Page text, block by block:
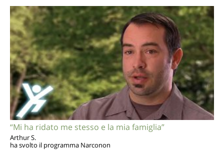
“Mi ha ridato me stesso e la mia famiglia”
Arthur S.
ha svolto il programma Narconon